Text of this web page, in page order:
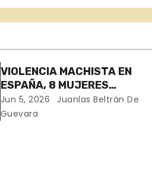
VIOLENCIA MACHISTA EN
ESPAÑA, 8 MUJERES
ASESINADAS EN 30 DÍAS
Jun 5, 2026
Juanlas Beltrán De
Guevara